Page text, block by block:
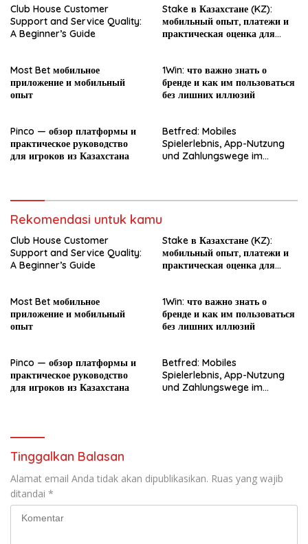
Club House Customer
Support and Service Quality:
A Beginner’s Guide
Stake в Казахстане (KZ):
мобильный опыт, платежи и
практическая оценка для
Most Bet мобильное
приложение и мобильный
опыт
1Win: что важно знать о
бренде и как им пользоваться
без лишних иллюзий
Pinco — обзор платформы и
практическое руководство
для игроков из Казахстана
Betfred: Mobiles
Spielerlebnis, App-Nutzung
und Zahlungswege im
Rekomendasi untuk kamu
Club House Customer
Support and Service Quality:
A Beginner’s Guide
Stake в Казахстане (KZ):
мобильный опыт, платежи и
практическая оценка для
Most Bet мобильное
приложение и мобильный
опыт
1Win: что важно знать о
бренде и как им пользоваться
без лишних иллюзий
Pinco — обзор платформы и
практическое руководство
для игроков из Казахстана
Betfred: Mobiles
Spielerlebnis, App-Nutzung
und Zahlungswege im
Tinggalkan Balasan
Alamat email Anda tidak akan dipublikasikan. Ruas yang wajib
ditandai *